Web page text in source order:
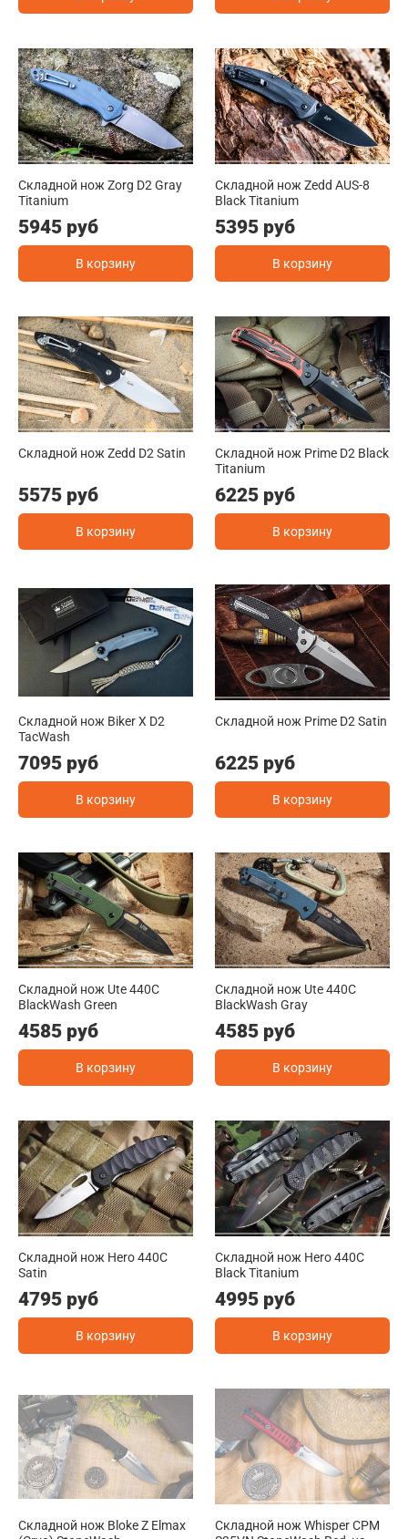
Складной нож Zorg D2 Gray
Titanium
5945 руб
В корзину
Складной нож Zedd AUS-8
Black Titanium
5395 руб
В корзину
Складной нож Zedd D2 Satin
5575 руб
В корзину
Складной нож Prime D2 Black
Titanium
6225 руб
В корзину
Складной нож Biker X D2
TacWash
7095 руб
В корзину
Складной нож Prime D2 Satin
6225 руб
В корзину
Складной нож Ute 440C
BlackWash Green
4585 руб
В корзину
Складной нож Ute 440C
BlackWash Gray
4585 руб
В корзину
Складной нож Hero 440C
Satin
4795 руб
В корзину
Складной нож Hero 440C
Black Titanium
4995 руб
В корзину
Складной нож Bloke Z Elmax
Складной нож Whisper CPM